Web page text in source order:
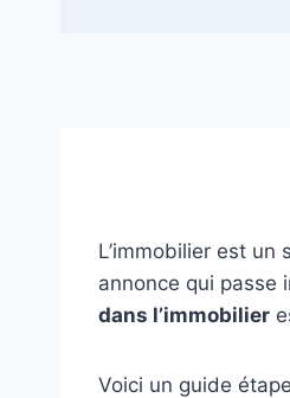
L’immobilier est un
annonce qui passe
dans l’immobilier
Voici un guide